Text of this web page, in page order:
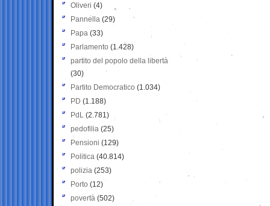
Oliveri (4)
Pannella (29)
Papa (33)
Parlamento (1.428)
partito del popolo della libertà
(30)
Partito Democratico (1.034)
PD (1.188)
PdL (2.781)
pedofilia (25)
Pensioni (129)
Politica (40.814)
polizia (253)
Porto (12)
povertà (502)